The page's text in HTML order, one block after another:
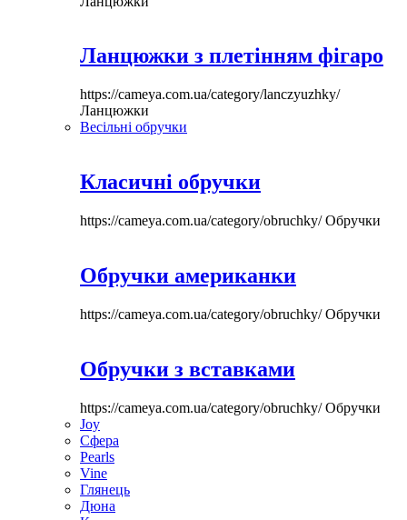
Ланцюжки з плетінням фігаро
https://cameya.com.ua/category/lanczyuzhky/
Ланцюжки
Весільні обручки
Класичні обручки
https://cameya.com.ua/category/obruchky/Обручки
Обручки американки
https://cameya.com.ua/category/obruchky/Обручки
Обручки з вставками
https://cameya.com.ua/category/obruchky/Обручки
Joy
Сфера
Pearls
Vine
Глянець
Дюна